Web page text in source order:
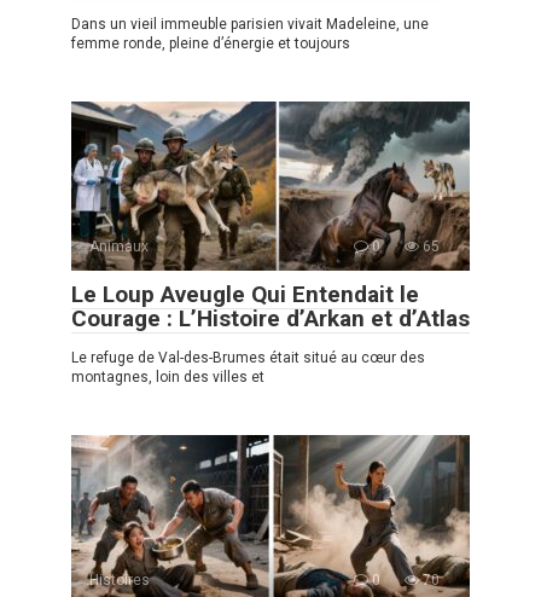
Dans un vieil immeuble parisien vivait Madeleine, une
femme ronde, pleine d’énergie et toujours
Animaux 0 65
Le Loup Aveugle Qui Entendait le
Courage : L’Histoire d’Arkan et d’Atlas
Le refuge de Val-des-Brumes était situé au cœur des
montagnes, loin des villes et
Histoires 0 70